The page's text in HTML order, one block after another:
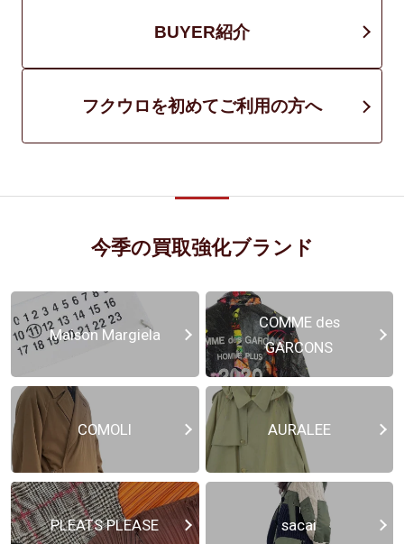
BUYER紹介
フクウロを初めてご利用の方へ
今季の買取強化ブランド
Maison Margiela
COMME des
GARCONS
COMOLI AURALEE
PLEATS PLEASE sacai